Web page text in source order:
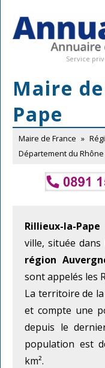
Service
Maire
Pape
Maire de France »
Département du Rhône
Rillieux-la-Pape
ville, située dans
région
sont appelés les
La territoire de
et compte une
depuis le
population est
km².